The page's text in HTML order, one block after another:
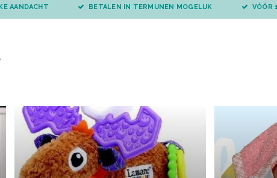
AANDACHT BETALEN IN TERMIJNEN MOGELIJK VÓÓR